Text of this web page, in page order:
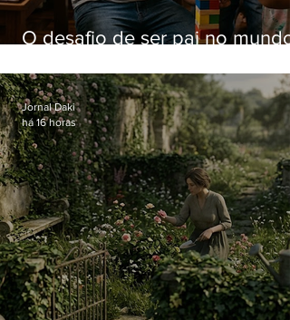
O desafio de ser pai no mundo
Jornal Daki
há 16 horas